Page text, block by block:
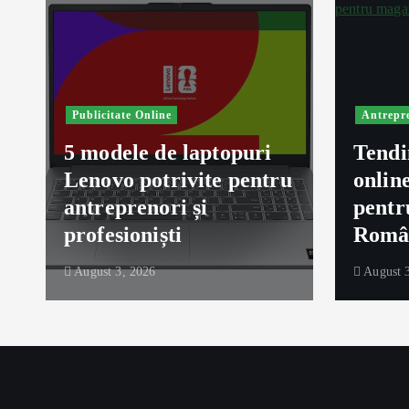
Publicitate Online
5 modele de laptopuri
Lenovo potrivite pentru
antreprenori și
profesioniști
August 3, 2026 August